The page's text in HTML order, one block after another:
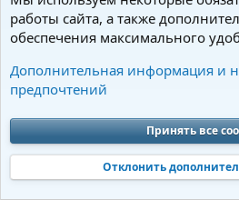
Пожалуй, это самый сложный
имеет определённый опыт
Причём, вероятнее всего, он не
Возможно, вашего кота уже
собака, наоборот, была
котом.
работы сайта, а также
обеспечения максимального
Дополнительная информация и
предпочтений
Принять все
Отклонить